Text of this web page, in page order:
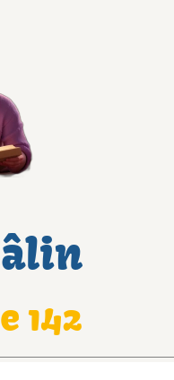
142